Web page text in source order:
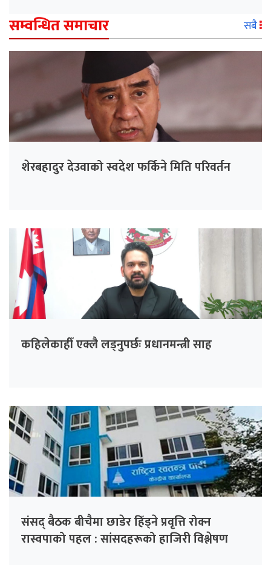
सम्वन्धित समाचार सबै
शेरबहादुर देउवाको स्वदेश फर्किने मिति परिवर्तन
कहिलेकाहीँ एक्लै लड्नुपर्छः प्रधानमन्त्री साह
संसद् बैठक बीचैमा छाडेर हिँड्ने प्रवृत्ति रोक्न
रास्वपाको पहल : सांसदहरूको हाजिरी विश्लेषण